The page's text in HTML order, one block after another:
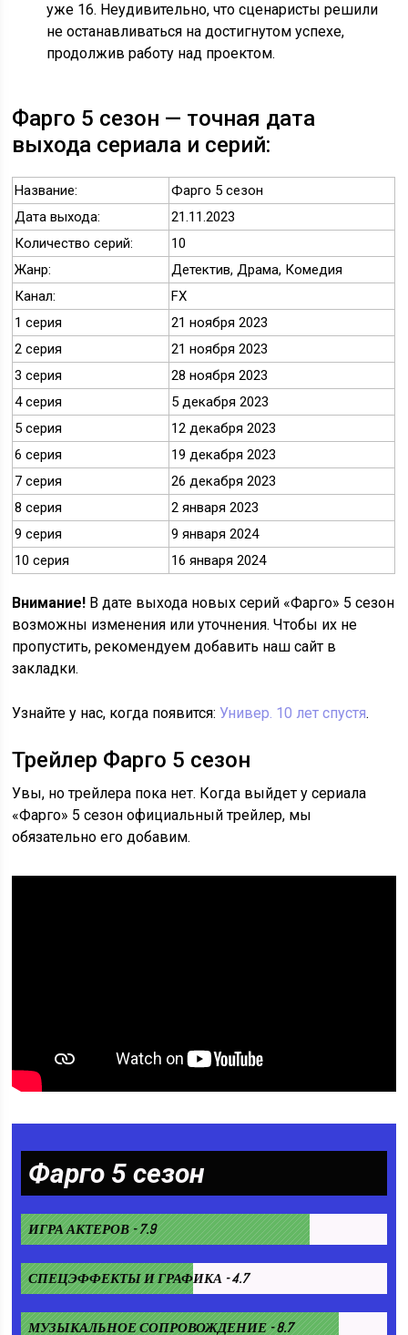
уже 16. Неудивительно, что сценаристы решили
не останавливаться на достигнутом успехе,
продолжив работу над проектом.
Фарго 5 сезон — точная дата
выхода сериала и серий:
Название:
Фарго 5 сезон
Дата выхода:
21.11.2023
Количество серий:
10
Жанр:
Детектив, Драма, Комедия
Канал:
FX
1 серия
21 ноября 2023
2 серия
21 ноября 2023
3 серия
28 ноября 2023
4 серия
5 декабря 2023
5 серия
12 декабря 2023
6 серия
19 декабря 2023
7 серия
26 декабря 2023
8 серия
2 января 2023
9 серия
9 января 2024
10 серия
16 января 2024
Внимание! В дате выхода новых серий «Фарго» 5 сезон
возможны изменения или уточнения. Чтобы их не
пропустить, рекомендуем добавить наш сайт в
закладки.
Узнайте у нас, когда появится:Универ. 10 лет спустя.
Трейлер Фарго 5 сезон
Увы, но трейлера пока нет. Когда выйдет у сериала
«Фарго» 5 сезон официальный трейлер, мы
обязательно его добавим.
Фарго 5 сезон
ИГРА АКТЕРОВ - 7.9
СПЕЦЭФФЕКТЫ И ГРАФИКА - 4.7
МУЗЫКАЛЬНОЕ СОПРОВОЖДЕНИЕ - 8.7